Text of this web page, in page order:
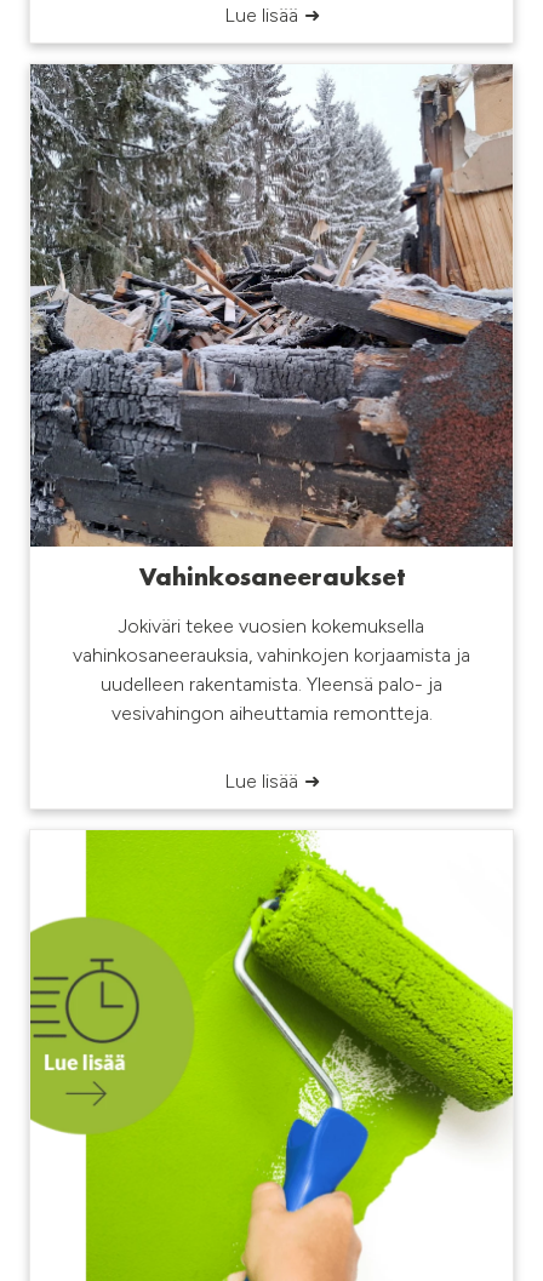
Lue lisää
Vahinkosaneeraukset
Jokiväri tekee vuosien kokemuksella
vahinkosaneerauksia, vahinkojen korjaamista ja
uudelleen rakentamista. Yleensä palo- ja
vesivahingon aiheuttamia remontteja.
Lue lisää